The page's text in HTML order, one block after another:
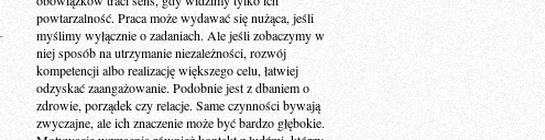
powtarzalność. Praca może wydawać się nużąca, jeśli
myślimy wyłącznie o zadaniach. Ale jeśli zobaczymy w
niej sposób na utrzymanie niezależności, rozwój
kompetencji albo realizację większego celu, łatwiej
odzyskać zaangażowanie. Podobnie jest z dbaniem o
zdrowie, porządek czy relacje. Same czynności bywają
zwyczajne, ale ich znaczenie może być bardzo głębokie.